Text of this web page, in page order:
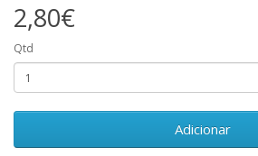
2,80€
Qtd
Adicionar